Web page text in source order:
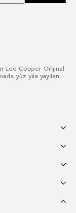
Lee Cooper Orijinal
yüz yıla yayılan